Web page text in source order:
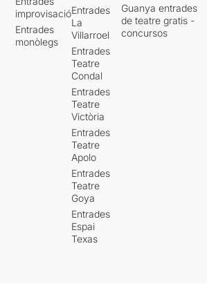
improvisació
Entrades
monòlegs
Entrades
La
Villarroel
Entrades
Teatre
Condal
Entrades
Teatre
Victòria
Entrades
Teatre
Apolo
Entrades
Teatre
Goya
Entrades
Espai
Texas
Guanya entrades
de teatre gratis -
concursos